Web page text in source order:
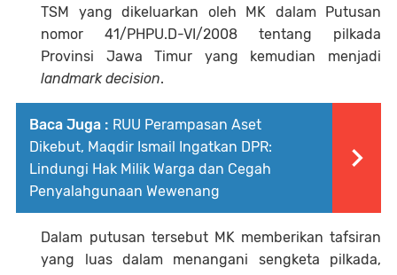
TSM yang dikeluarkan oleh MK dalam Putusan
nomor 41/PHPU.D-VI/2008 tentang pilkada
Provinsi Jawa Timur yang kemudian menjadi
landmark decision.
Baca Juga : RUU Perampasan Aset
Dikebut, Maqdir Ismail Ingatkan DPR:
Lindungi Hak Milik Warga dan Cegah
Penyalahgunaan Wewenang
Dalam putusan tersebut MK memberikan tafsiran
yang luas dalam menangani sengketa pilkada,